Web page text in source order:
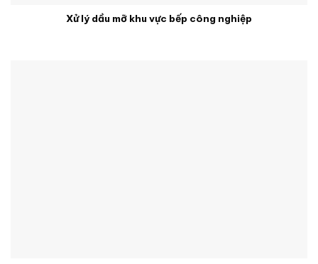
Xử lý dầu mỡ khu vực bếp công nghiệp